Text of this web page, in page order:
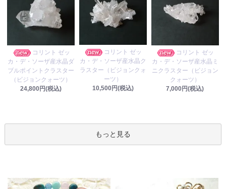
コリント ゼッ
カ・デ・ソーザ産水晶ダ
ブルポイントクラスター
（ビジョンクォーツ）
24,800円(税込)
コリント ゼッ
カ・デ・ソーザ産水晶ク
ラスター（ビジョンクォ
ーツ）
10,500円(税込)
コリント ゼッ
カ・デ・ソーザ産水晶ミ
ニクラスター（ビジョン
クォーツ）
7,000円(税込)
もっと見る